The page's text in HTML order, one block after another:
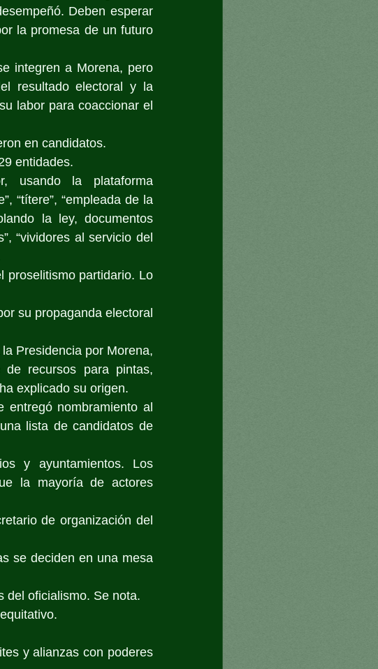
Deben esperar
la promesa de un futuro
integren a Morena, pero
resultado electoral y la
labor para coaccionar el
en candidatos.
entidades.
usando la plataforma
“títere”, “empleada de la
la ley, documentos
“vividores al servicio del
proselitismo partidario. Lo
su propaganda electoral
Presidencia por Morena,
recursos para pintas,
explicado su origen.
entregó nombramiento al
lista de candidatos de
y ayuntamientos. Los
la mayoría de actores
de organización del
se deciden en una mesa
del oficialismo. Se nota.
y alianzas con poderes